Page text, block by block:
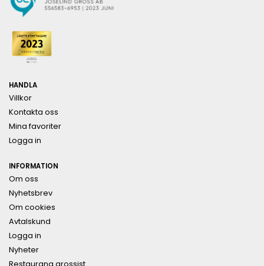
HANDLA
Villkor
Kontakta oss
Mina favoriter
Logga in
INFORMATION
Om oss
Nyhetsbrev
Om cookies
Avtalskund
Logga in
Nyheter